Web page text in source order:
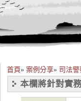
首頁» 案例分享» 司法
本欄將針對實